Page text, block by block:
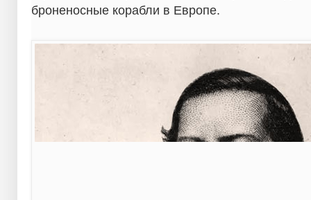
броненосные корабли в Европе.